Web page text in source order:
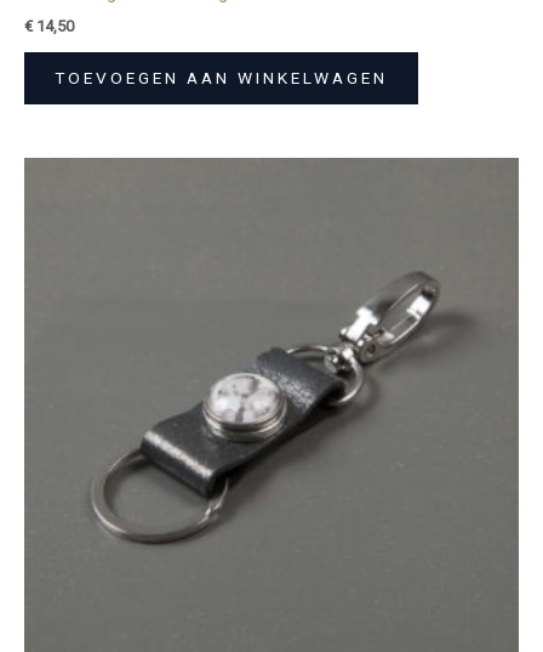
€14,50
TOEVOEGEN AAN WINKELWAGEN